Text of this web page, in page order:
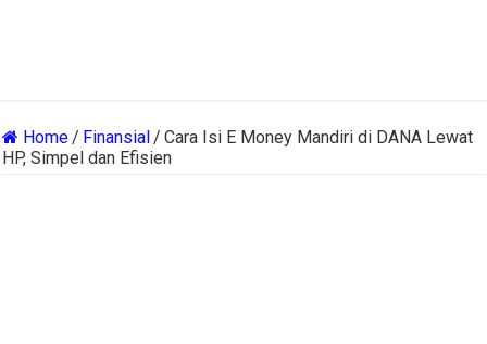
Home/ Finansial/ Cara Isi E Money Mandiri di DANA Lewat
HP, Simpel dan Efisien